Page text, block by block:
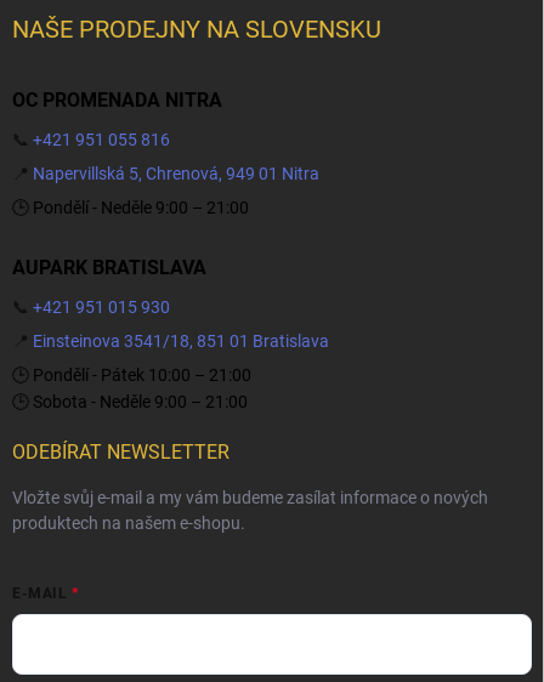
NAŠE PRODEJNY NA SLOVENSKU
OC PROMENADA NITRA
📞 +421 951 055 816
📍 Napervillská 5, Chrenová, 949 01 Nitra
🕒 Pondělí - Neděle 9:00 – 21:00
AUPARK BRATISLAVA
📞 +421 951 015 930
📍 Einsteinova 3541/18, 851 01 Bratislava
🕒 Pondělí - Pátek 10:00 – 21:00
🕒 Sobota - Neděle 9:00 – 21:00
ODEBÍRAT NEWSLETTER
Vložte svůj e-mail a my vám budeme zasílat informace o nových
produktech na našem e-shopu.
E-MAIL